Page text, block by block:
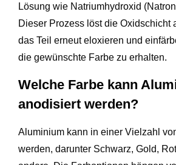
Lösung wie Natriumhydroxid
Dieser Prozess löst die Oxidschicht
das Teil erneut eloxieren und
die gewünschte Farbe zu erhalten.
Welche Farbe kann
anodisiert werden?
Aluminium kann in einer Vielzahl
werden, darunter Schwarz, Gold,